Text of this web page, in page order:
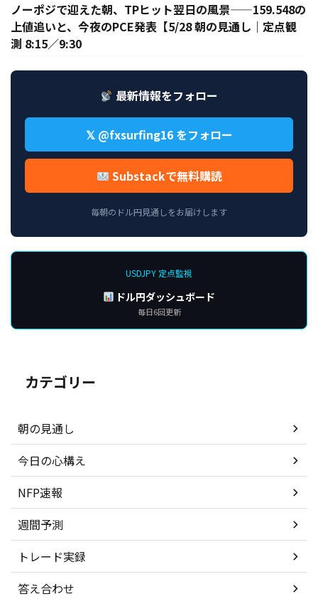
ノーポジで迎えた朝、TPヒット翌日の風景——159.548の
上値追いと、今夜のPCE発表【5/28 朝の見通し｜定点観
測 8:15／9:30
最新情報をフォロー
𝕏 @fxsurfing16 をフォロー
Substackで無料購読
毎朝のドル円見通しをお届けします
USDJPY 定点監視
ドル円ダッシュボード
毎日6回更新
カテゴリー
朝の見通し
今日の心構え
NFP速報
週間予測
トレード実録
答え合わせ